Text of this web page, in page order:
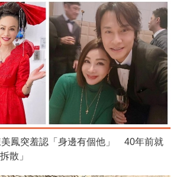
美鳳突羞認「身邊有個他」 40年前就
散」